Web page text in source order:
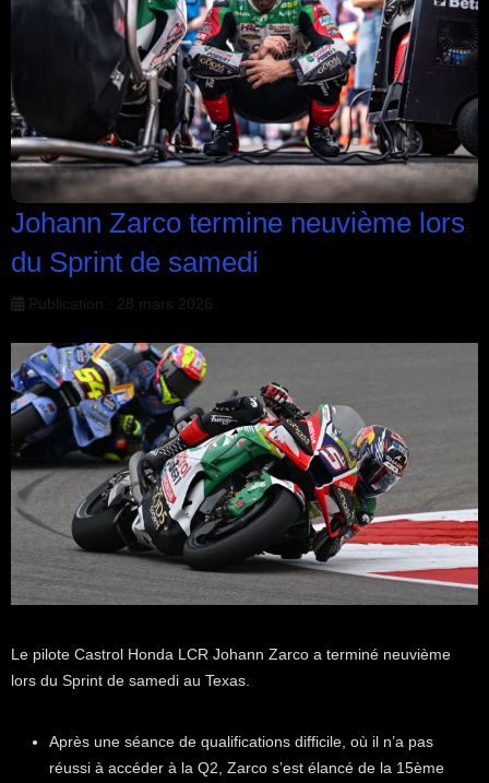
Johann Zarco termine neuvième lors
du Sprint de samedi
Publication : 28 mars 2026
Le pilote Castrol Honda LCR Johann Zarco a terminé neuvième
lors du Sprint de samedi au Texas.
Après une séance de qualifications difficile, où il n’a pas
réussi à accéder à la Q2, Zarco s’est élancé de la 15ème